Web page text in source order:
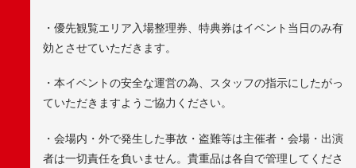
・優先観覧エリア入場整理券、特典券はイベント当日のみ有
効とさせていただきます。
・本イベントの安全な運営の為、スタッフの指示にしたがっ
ていただきますようご協力ください。
・会場内・外で発生した事故・盗難等は主催者・会場・出演
者は一切責任を負いません。貴重品は各自で管理してくださ